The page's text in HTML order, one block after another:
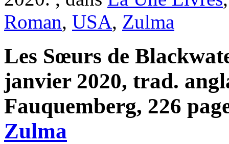
Roman, USA, Zulma
Les Sœurs de
janvier 2020, trad.
Fauquemberg, 226
Zulma